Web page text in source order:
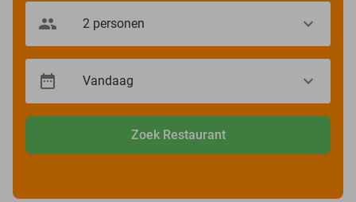
Zoek Restaurant